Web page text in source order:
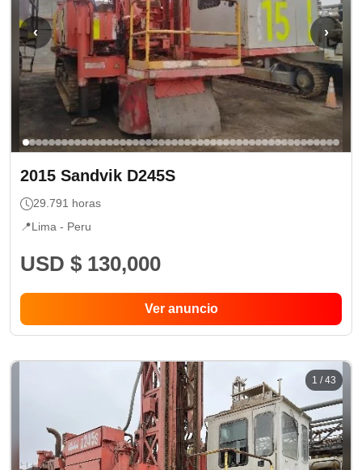
‹ ›
2015 Sandvik D245S
29.791 horas
📍Lima - Peru
USD $ 130,000
Ver anuncio
1 /43